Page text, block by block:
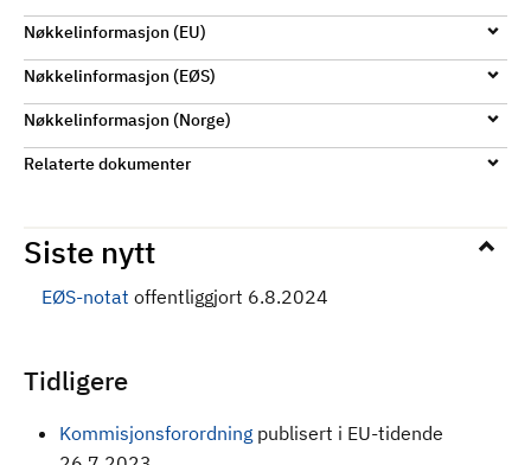
Nøkkelinformasjon (EU)
Nøkkelinformasjon (EØS)
Nøkkelinformasjon (Norge)
Relaterte dokumenter
Siste nytt
EØS-notat offentliggjort 6.8.2024
Tidligere
Kommisjonsforordning publisert i EU-tidende